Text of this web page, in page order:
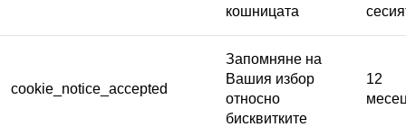
кошницата
cookie_notice_accepted
Запомняне на
Вашия избор
относно
бисквитките
12